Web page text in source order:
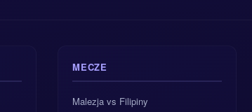
MECZE
Malezja vs Filipiny